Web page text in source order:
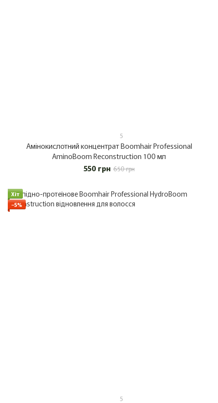
5
Амінокислотний концентрат Boomhair Professional
AminoBoom Reconstruction 100 мл
550 грн 650 грн
Хіт
−5%
5